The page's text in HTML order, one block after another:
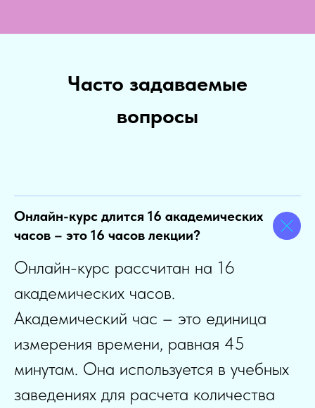
HR-конфликтолог
35 000 руб. 70 000 руб.
Часто задаваемые
вопросы
Онлайн-курс длится 16 академических
часов – это 16 часов лекции?
Онлайн-курс рассчитан на 16
академических часов.
Академический час – это единица
измерения времени, равная 45
минутам. Она используется в учебных
заведениях для расчета количества